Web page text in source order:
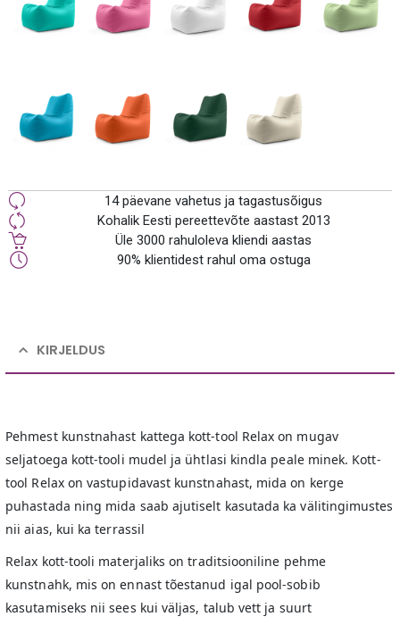
14 päevane vahetus ja tagastusõigus
Kohalik Eesti pereettevõte aastast 2013
Üle 3000 rahuloleva kliendi aastas
90% klientidest rahul oma ostuga
KIRJELDUS
Pehmest kunstnahast kattega kott-tool Relax on mugav
seljatoega kott-tooli mudel ja ühtlasi kindla peale minek. Kott-
tool Relax on vastupidavast kunstnahast, mida on kerge
puhastada ning mida saab ajutiselt kasutada ka välitingimustes
nii aias, kui ka terrassil
Relax kott-tooli materjaliks on traditsiooniline pehme
kunstnahk, mis on ennast tõestanud igal pool-sobib
kasutamiseks nii sees kui väljas, talub vett ja suurt